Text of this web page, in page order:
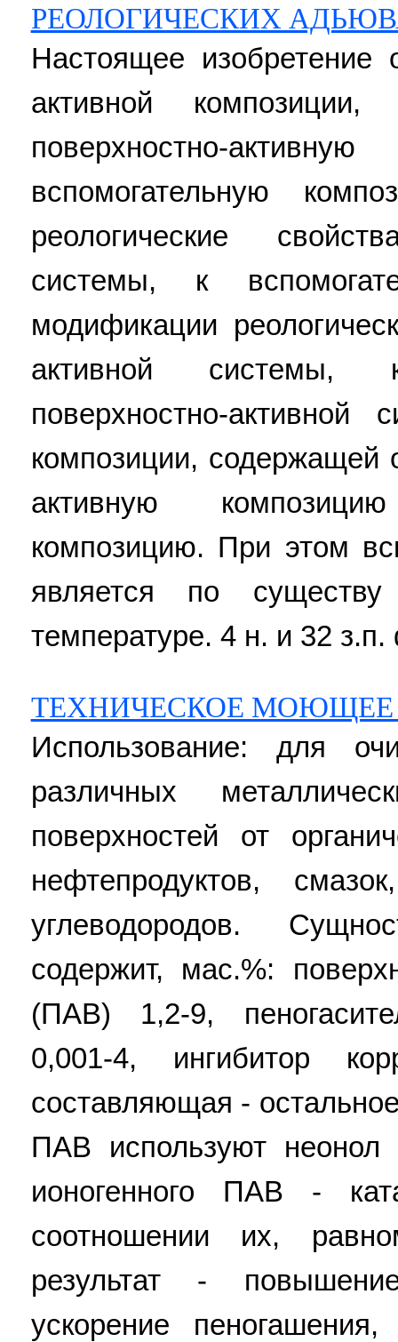
РЕОЛОГИЧЕСКИХ
Настоящее изобретение
активной
поверхностно-
вспомогательную
реологические
системы, к
модификации
активной системы,
поверхностно-
композиции,
активную
композицию. При этом
является по
температуре. 4 н. и 32
ТЕХНИЧЕСКОЕ МОЮЩЕЕ
Использование: для
различных
поверхностей от
нефтепродуктов,
углеводородов.
содержит, мас.%:
(ПАВ) 1,2-9,
0,001-4, ингибитор
составляющая -
ПАВ используют неонол
ионогенного ПАВ -
соотношении их,
результат -
ускорение